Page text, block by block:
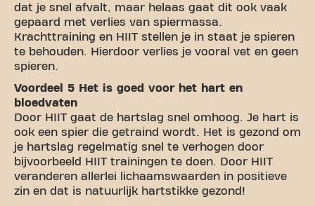
dat je snel afvalt, maar helaas gaat dit ook vaak
gepaard met verlies van spiermassa.
Krachttraining en HIIT stellen je in staat je spieren
te behouden. Hierdoor verlies je vooral vet en geen
spieren.
Voordeel 5 Het is goed voor het hart en
bloedvaten
Door HIIT gaat de hartslag snel omhoog. Je hart is
ook een spier die getraind wordt. Het is gezond om
je hartslag regelmatig snel te verhogen door
bijvoorbeeld HIIT trainingen te doen. Door HIIT
veranderen allerlei lichaamswaarden in positieve
zin en dat is natuurlijk hartstikke gezond!